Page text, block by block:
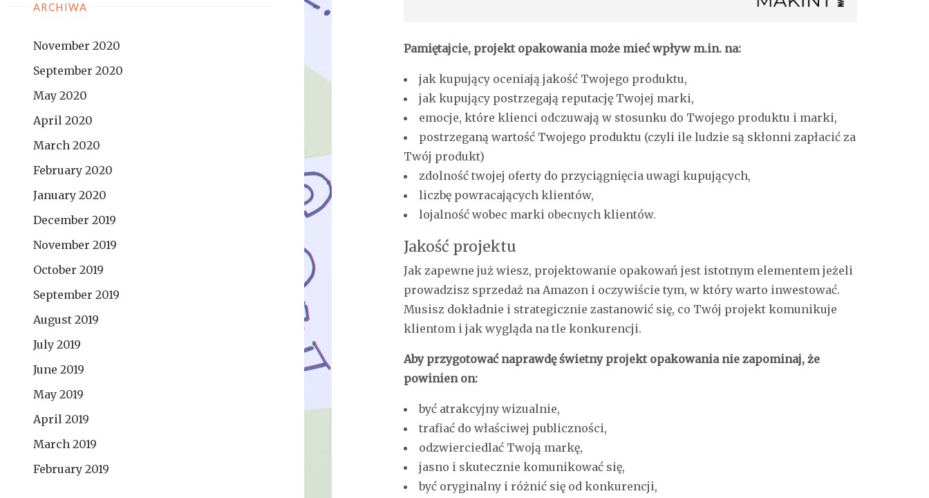
ARCHIWA
November 2020
September 2020
May 2020
April 2020
March 2020
February 2020
January 2020
December 2019
November 2019
October 2019
September 2019
August 2019
July 2019
June 2019
May 2019
April 2019
March 2019
February 2019
Pamiętajcie, projekt opakowania może mieć wpływ m.in. na:
jak kupujący oceniają jakość Twojego produktu,
jak kupujący postrzegają reputację Twojej marki,
emocje, które klienci odczuwają w stosunku do Twojego produktu i marki,
postrzeganą wartość Twojego produktu (czyli ile ludzie są skłonni zapłacić za
Twój produkt)
zdolność twojej oferty do przyciągnięcia uwagi kupujących,
liczbę powracających klientów,
lojalność wobec marki obecnych klientów.
Jakość projektu
Jak zapewne już wiesz, projektowanie opakowań jest istotnym elementem jeżeli
prowadzisz sprzedaż na Amazon i oczywiście tym, w który warto inwestować.
Musisz dokładnie i strategicznie zastanowić się, co Twój projekt komunikuje
klientom i jak wygląda na tle konkurencji.
Aby przygotować naprawdę świetny projekt opakowania nie zapominaj, że
powinien on:
być atrakcyjny wizualnie,
trafiać do właściwej publiczności,
odzwierciedlać Twoją markę,
jasno i skutecznie komunikować się,
być oryginalny i różnić się od konkurencji,